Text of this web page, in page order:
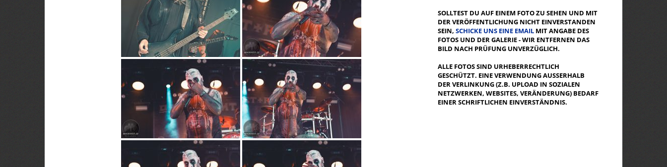
SOLLTEST DU AUF EINEM FOTO ZU SEHEN UND MIT
DER VERÖFFENTLICHUNG NICHT EINVERSTANDEN
SEIN, SCHICKE UNS EINE EMAIL MIT ANGABE DES
FOTOS UND DER GALERIE - WIR ENTFERNEN DAS
BILD NACH PRÜFUNG UNVERZÜGLICH.
ALLE FOTOS SIND URHEBERRECHTLICH
GESCHÜTZT. EINE VERWENDUNG AUSSERHALB D
ER VERLINKUNG (Z.B. UPLOAD IN SOZIALEN N
ETZWERKEN, WEBSITES, VERÄNDERUNG) BEDARF E
INER SCHRIFTLICHEN EINVERSTÄNDNIS.